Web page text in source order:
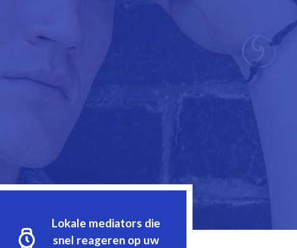
Lokale mediators die
snel reageren op uw